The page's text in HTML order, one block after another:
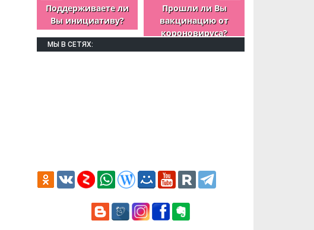
Поддерживаете ли
Вы инициативу?
Прошли ли Вы
вакцинацию от
короновируса?
МЫ В СЕТЯХ: